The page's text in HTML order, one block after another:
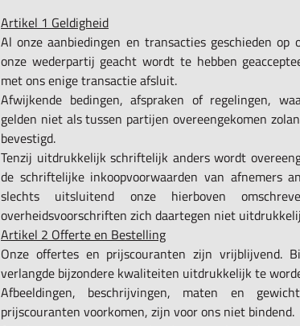
Artikel 1 Geldigheid
Al onze aanbiedingen en transacties geschieden op
onze wederpartij geacht wordt te hebben
met ons enige transactie afsluit.
Afwijkende bedingen, afspraken of regelingen,
gelden niet als tussen partijen overeengekomen
bevestigd.
Tenzij uitdrukkelijk schriftelijk anders wordt
de schriftelijke inkoopvoorwaarden van afnemers
slechts uitsluitend onze hierboven
overheidsvoorschriften zich daartegen niet
Artikel 2 Offerte en Bestelling
Onze offertes en prijscouranten zijn vrijblijvend.
verlangde bijzondere kwaliteiten uitdrukkelijk te
Afbeeldingen, beschrijvingen, maten en
prijscouranten voorkomen, zijn voor ons niet bindend.